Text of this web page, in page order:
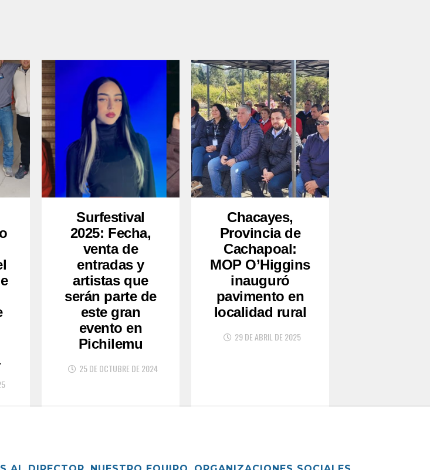
Surfestival
2025: Fecha,
venta de
entradas y
artistas que
serán parte de
este gran
evento en
Pichilemu
25 DE OCTUBRE DE 2024
Chacayes,
Provincia de
Cachapoal:
MOP O’Higgins
inauguró
pavimento en
localidad rural
29 DE ABRIL DE 2025